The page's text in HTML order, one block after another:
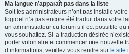
Ma langue n’apparaît pas dans la liste !
Soit les administrateurs n’ont pas installé
logiciel n’a pas encore été traduit dans votre
un administrateur du forum s’il est possible
vous souhaitez. Si la traduction désirée
porter volontaire et commencer une nouvelle
d’informations, veuillez vous rendre sur le site